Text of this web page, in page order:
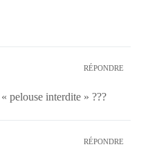
RÉPONDRE
pelouse interdite » ???
RÉPONDRE